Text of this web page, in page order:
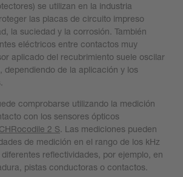
se utilizan en la industria
las placas de circuito impreso
la suciedad y la corrosión. También
eléctricos entre contactos muy
aplicado del recubrimiento suele oscilar
dependiendo de la aplicación y los
comprobarse utilizando la medición
con los sensores ópticos
CHRocodile 2 S. Las mediciones pueden
de medición en el rango de los kHz
reflectividades, por ejemplo, en
pistas conductoras o contactos.